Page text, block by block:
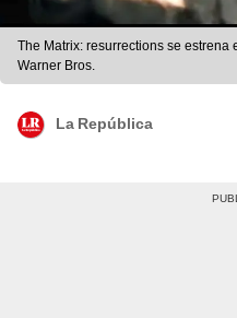
The Matrix: resurrections se estrena
Warner Bros.
La República